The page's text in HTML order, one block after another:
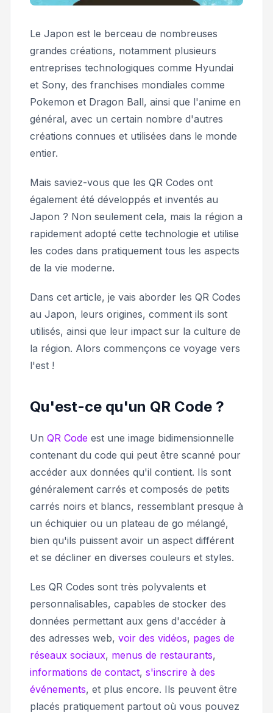
Le Japon est le berceau de nombreuses
grandes créations, notamment plusieurs
entreprises technologiques comme Hyundai
et Sony, des franchises mondiales comme
Pokemon et Dragon Ball, ainsi que l'anime en
général, avec un certain nombre d'autres
créations connues et utilisées dans le monde
entier.
Mais saviez-vous que les QR Codes ont
également été développés et inventés au
Japon ? Non seulement cela, mais la région a
rapidement adopté cette technologie et utilise
les codes dans pratiquement tous les aspects
de la vie moderne.
Dans cet article, je vais aborder les QR Codes
au Japon, leurs origines, comment ils sont
utilisés, ainsi que leur impact sur la culture de
la région. Alors commençons ce voyage vers
l'est !
Qu'est-ce qu'un QR Code ?
Un QR Code est une image bidimensionnelle
contenant du code qui peut être scanné pour
accéder aux données qu'il contient. Ils sont
généralement carrés et composés de petits
carrés noirs et blancs, ressemblant presque à
un échiquier ou un plateau de go mélangé,
bien qu'ils puissent avoir un aspect différent
et se décliner en diverses couleurs et styles.
Les QR Codes sont très polyvalents et
personnalisables, capables de stocker des
données permettant aux gens d'accéder à
des adresses web, voir des vidéos, pages de
réseaux sociaux, menus de restaurants,
informations de contact, s'inscrire à des
événements, et plus encore. Ils peuvent être
placés pratiquement partout où vous pouvez